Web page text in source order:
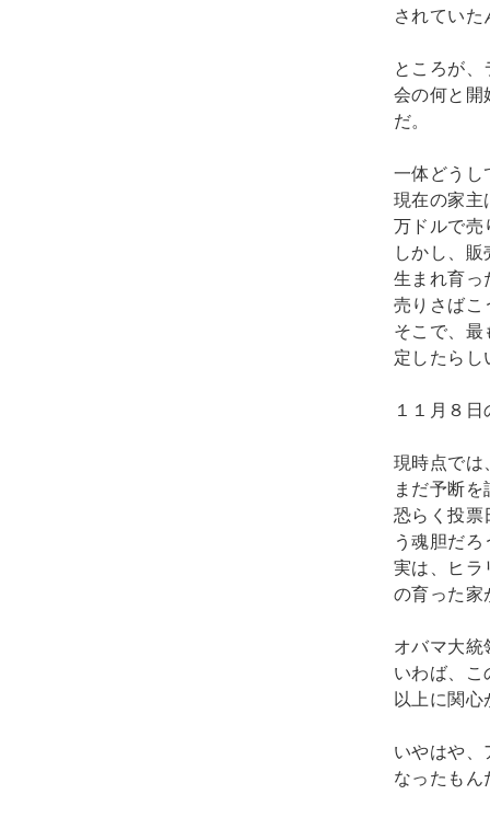
されてい
ところが
会の何と開
だ。
一体どうし
現在の家主
万ドルで売
しかし、
生まれ育っ
売りさばこ
そこで、最
定したらし
１１月８
現時点では
まだ予断
恐らく投票
う魂胆だろ
実は、ヒラ
の育った家
オバマ大統
いわば、こ
以上に関心
いやはや、
なったもん